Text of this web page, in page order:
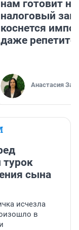
нам готовит
налоговый
коснется
даже
Анастасия
сына
исчезла
в